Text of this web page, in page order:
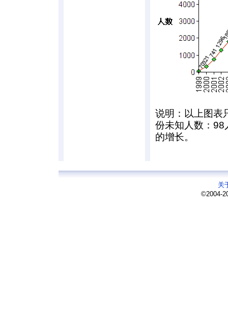
说明：以上图表
份未知人数：98
的增长。
关
©2004-